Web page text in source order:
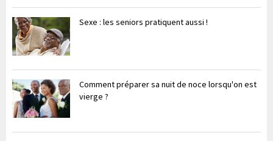
Sexe : les seniors pratiquent aussi !
Comment préparer sa nuit de noce lorsqu'on est
vierge ?